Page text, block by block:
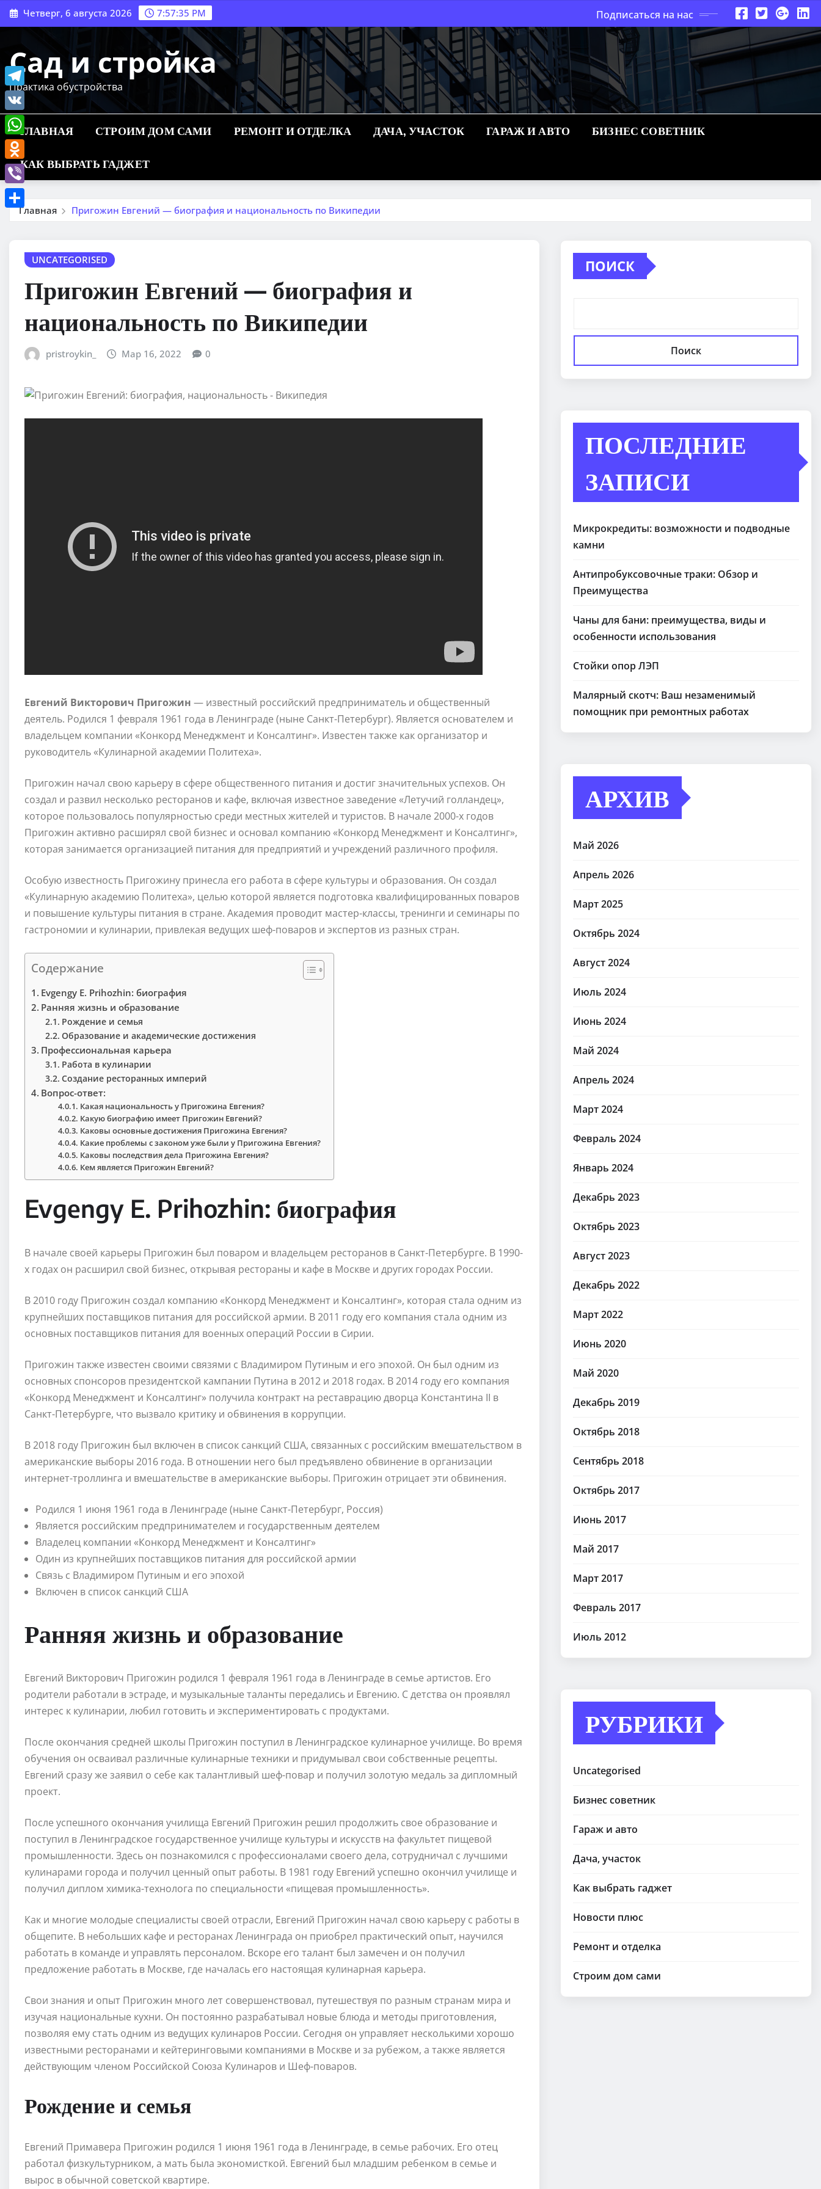
Перейти
к
Четверг, 6 августа 2026 7:57:36 PM Подписаться на нас
Сад и стройка
Практика обустройства
ГЛАВНАЯ СТРОИМ ДОМ САМИ РЕМОНТ И ОТДЕЛКА ДАЧА, УЧАСТОК ГАРАЖ И АВТО БИЗНЕС СОВЕТНИК
КАК ВЫБРАТЬ ГАДЖЕТ
Главная Пригожин Евгений — биография и национальность по Википедии
UNCATEGORISED
Пригожин Евгений — биография и
национальность по Википедии
pristroykin_ Мар 16, 2022 0
Евгений Викторович Пригожин — известный российский предприниматель и общественный
деятель. Родился 1 февраля 1961 года в Ленинграде (ныне Санкт-Петербург). Является основателем и
владельцем компании «Конкорд Менеджмент и Консалтинг». Известен также как организатор и
руководитель «Кулинарной академии Политеха».
Пригожин начал свою карьеру в сфере общественного питания и достиг значительных успехов. Он
создал и развил несколько ресторанов и кафе, включая известное заведение «Летучий голландец»,
которое пользовалось популярностью среди местных жителей и туристов. В начале 2000-х годов
Пригожин активно расширял свой бизнес и основал компанию «Конкорд Менеджмент и Консалтинг»,
которая занимается организацией питания для предприятий и учреждений различного профиля.
Особую известность Пригожину принесла его работа в сфере культуры и образования. Он создал
«Кулинарную академию Политеха», целью которой является подготовка квалифицированных поваров
и повышение культуры питания в стране. Академия проводит мастер-классы, тренинги и семинары по
гастрономии и кулинарии, привлекая ведущих шеф-поваров и экспертов из разных стран.
Содержание
Evgengy E. Prihozhin: биография
Ранняя жизнь и образование
Рождение и семья
Образование и академические достижения
Профессиональная карьера
Работа в кулинарии
Создание ресторанных империй
Вопрос-ответ:
Какая национальность у Пригожина Евгения?
Какую биографию имеет Пригожин Евгений?
Каковы основные достижения Пригожина Евгения?
Какие проблемы с законом уже были у Пригожина Евгения?
Каковы последствия дела Пригожина Евгения?
Кем является Пригожин Евгений?
Evgengy E. Prihozhin: биография
В начале своей карьеры Пригожин был поваром и владельцем ресторанов в Санкт-Петербурге. В 1990-
х годах он расширил свой бизнес, открывая рестораны и кафе в Москве и других городах России.
В 2010 году Пригожин создал компанию «Конкорд Менеджмент и Консалтинг», которая стала одним из
крупнейших поставщиков питания для российской армии. В 2011 году его компания стала одним из
основных поставщиков питания для военных операций России в Сирии.
Пригожин также известен своими связями с Владимиром Путиным и его эпохой. Он был одним из
основных спонсоров президентской кампании Путина в 2012 и 2018 годах. В 2014 году его компания
«Конкорд Менеджмент и Консалтинг» получила контракт на реставрацию дворца Константина II в
Санкт-Петербурге, что вызвало критику и обвинения в коррупции.
В 2018 году Пригожин был включен в список санкций США, связанных с российским вмешательством в
американские выборы 2016 года. В отношении него был предъявлено обвинение в организации
интернет-троллинга и вмешательстве в американские выборы. Пригожин отрицает эти обвинения.
Родился 1 июня 1961 года в Ленинграде (ныне Санкт-Петербург, Россия)
Является российским предпринимателем и государственным деятелем
Владелец компании «Конкорд Менеджмент и Консалтинг»
Один из крупнейших поставщиков питания для российской армии
Связь с Владимиром Путиным и его эпохой
Включен в список санкций США
Ранняя жизнь и образование
Евгений Викторович Пригожин родился 1 февраля 1961 года в Ленинграде в семье артистов. Его
родители работали в эстраде, и музыкальные таланты передались и Евгению. С детства он проявлял
интерес к кулинарии, любил готовить и экспериментировать с продуктами.
После окончания средней школы Пригожин поступил в Ленинградское кулинарное училище. Во время
обучения он осваивал различные кулинарные техники и придумывал свои собственные рецепты.
Евгений сразу же заявил о себе как талантливый шеф-повар и получил золотую медаль за дипломный
проект.
После успешного окончания училища Евгений Пригожин решил продолжить свое образование и
поступил в Ленинградское государственное училище культуры и искусств на факультет пищевой
промышленности. Здесь он познакомился с профессионалами своего дела, сотрудничал с лучшими
кулинарами города и получил ценный опыт работы. В 1981 году Евгений успешно окончил училище и
получил диплом химика-технолога по специальности «пищевая промышленность».
Как и многие молодые специалисты своей отрасли, Евгений Пригожин начал свою карьеру с работы в
общепите. В небольших кафе и ресторанах Ленинграда он приобрел практический опыт, научился
работать в команде и управлять персоналом. Вскоре его талант был замечен и он получил
предложение работать в Москве, где началась его настоящая кулинарная карьера.
Свои знания и опыт Пригожин много лет совершенствовал, путешествуя по разным странам мира и
изучая национальные кухни. Он постоянно разрабатывал новые блюда и методы приготовления,
позволяя ему стать одним из ведущих кулинаров России. Сегодня он управляет несколькими хорошо
известными ресторанами и кейтеринговыми компаниями в Москве и за рубежом, а также является
действующим членом Российской Союза Кулинаров и Шеф-поваров.
Рождение и семья
Евгений Примавера Пригожин родился 1 июня 1961 года в Ленинграде, в семье рабочих. Его отец
работал физкультурником, а мать была экономисткой. Евгений был младшим ребенком в семье и
вырос в обычной советской квартире.
ПОИСК
Поиск
ПОСЛЕДНИЕ
ЗАПИСИ
Микрокредиты: возможности и подводные
камни
Антипробуксовочные траки: Обзор и
Преимущества
Чаны для бани: преимущества, виды и
особенности использования
Стойки опор ЛЭП
Малярный скотч: Ваш незаменимый
помощник при ремонтных работах
АРХИВ
Май 2026
Апрель 2026
Март 2025
Октябрь 2024
Август 2024
Июль 2024
Июнь 2024
Май 2024
Апрель 2024
Март 2024
Февраль 2024
Январь 2024
Декабрь 2023
Октябрь 2023
Август 2023
Декабрь 2022
Март 2022
Июнь 2020
Май 2020
Декабрь 2019
Октябрь 2018
Сентябрь 2018
Октябрь 2017
Июнь 2017
Май 2017
Март 2017
Февраль 2017
Июль 2012
РУБРИКИ
Uncategorised
Бизнес советник
Гараж и авто
Дача, участок
Как выбрать гаджет
Новости плюс
Ремонт и отделка
Строим дом сами
Telegram
VK
WhatsApp
Odnoklassniki
Viber
Отправить